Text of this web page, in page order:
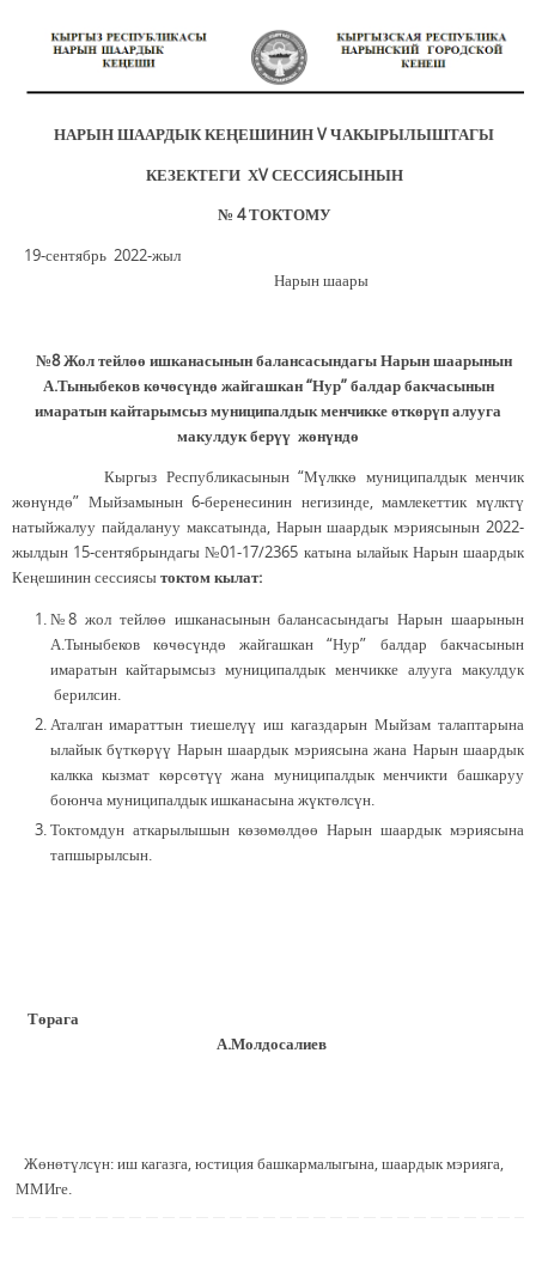
НАРЫН ШААРДЫК КЕҢЕШИНИНVЧАКЫРЫЛЫШТАГЫ
КЕЗЕКТЕГИ ХV СЕССИЯСЫНЫН
№ 4 ТОКТОМУ
19-сентябрь 2022-жыл
Нарын шаары
№8 Жол тейлөө ишканасынын балансасындагыНарын шаарынын
А.Тыныбеков көчөсүндө жайгашкан“Нур” балдар бакчасынын
имаратын кайтарымсыз муниципалдык менчикке өткөрүп алууга
макулдук берүү жөнүндө
Кыргыз Республикасынын “Мүлккө муниципалдык менчик
жөнүндө” Мыйзамынын 6-беренесинин негизинде, мамлекеттик мүлктү
натыйжалуу пайдалануу максатында, Нарын шаардык мэриясынын 2022-
жылдын 15-сентябрындагы №01-17/2365 катына ылайык Нарын шаардык
Кеңешинин сессиясытоктом кылат:
№8 жол тейлөө ишканасынын балансасындагы Нарын шаарынын
А.Тыныбеков көчөсүндө жайгашкан “Нур” балдар бакчасынын
имаратын кайтарымсыз муниципалдык менчикке алууга макулдук
берилсин.
Аталган имараттын тиешелүү иш кагаздарын Мыйзам талаптарына
ылайык бүткөрүү Нарын шаардык мэриясына жана Нарын шаардык
калкка кызмат көрсөтүү жана муниципалдык менчикти башкаруу
боюнча муниципалдык ишканасына жүктөлсүн.
Токтомдун аткарылышын көзөмөлдөө Нарын шаардык мэриясына
тапшырылсын.
Төрага
А.Молдосалиев
Жөнөтүлсүн: иш кагазга, юстиция башкармалыгына, шаардык мэрияга,
ММИге.